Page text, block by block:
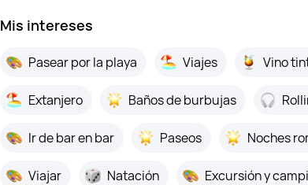
Mis intereses
Pasear por la playa Viajes Vino
Extanjero Baños de burbujas
Ir de bar en bar Paseos Noches
Viajar Natación Excursión y